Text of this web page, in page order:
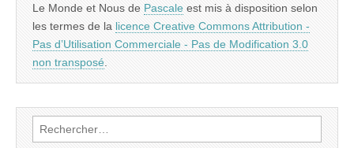
Le Monde et Nous de Pascale est mis à disposition selon
les termes de la licence Creative Commons Attribution -
Pas d’Utilisation Commerciale - Pas de Modification 3.0
non transposé
Rechercher :